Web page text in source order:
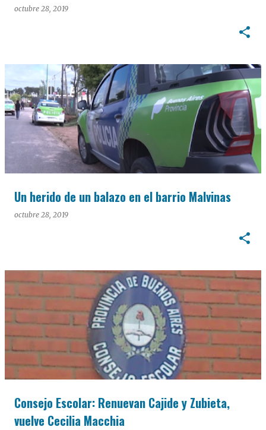
octubre 28, 2019
Un herido de un balazo en el barrio Malvinas
octubre 28, 2019
Consejo Escolar: Renuevan Cajide y Zubieta,
vuelve Cecilia Macchia